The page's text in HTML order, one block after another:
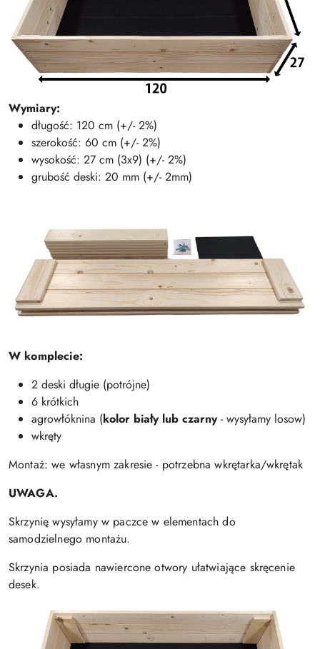
Wymiary:
długość: 120 cm (+/- 2%)
szerokość: 60 cm (+/- 2%)
wysokość: 27 cm (3x9) (+/- 2%)
grubość deski: 20 mm (+/- 2mm)
W komplecie:
2 deski długie (potrójne)
6 krótkich
agrowłóknina (kolor biały lub czarny- wysyłamy losow)
wkręty
Montaż: we własnym zakresie - potrzebna wkrętarka/wkrętak
UWAGA.
Skrzynię wysyłamy w paczce w elementach do
samodzielnego montażu.
Skrzynia posiada nawiercone otwory ułatwiające skręcenie
desek.